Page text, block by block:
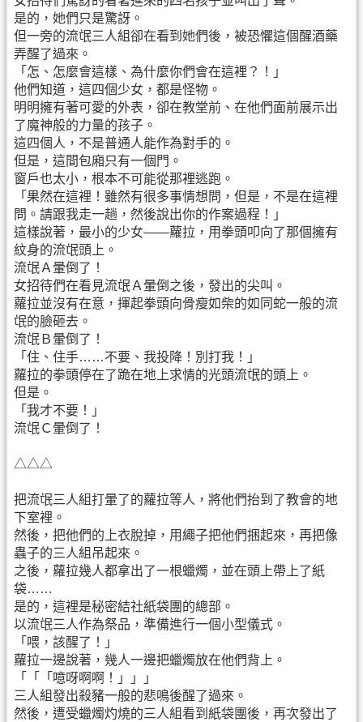
是的，她們只是驚訝。
但一旁的流氓三人組卻在看到她們後，被恐懼這個醒酒藥
弄醒了過來。
「怎、怎麼會這樣、為什麼你們會在這裡？！」
他們知道，這四個少女，都是怪物。
明明擁有著可愛的外表，卻在教堂前、在他們面前展示出
了魔神般的力量的孩子。
這四個人，不是普通人能作為對手的。
但是，這間包廂只有一個門。
窗戶也太小，根本不可能從那裡逃跑。
「果然在這裡！雖然有很多事情想問，但是，不是在這裡
問。請跟我走一趟，然後說出你的作案過程！」
這樣說著，最小的少女——蘿拉，用拳頭叩向了那個擁有
紋身的流氓頭上。
流氓Ａ暈倒了！
女招待們在看見流氓Ａ暈倒之後，發出的尖叫。
蘿拉並沒有在意，揮起拳頭向骨瘦如柴的如同蛇一般的流
氓的臉砸去。
流氓Ｂ暈倒了！
「住、住手……不要、我投降！別打我！」
蘿拉的拳頭停在了跪在地上求情的光頭流氓的頭上。
但是。
「我才不要！」
流氓Ｃ暈倒了！
△△△
把流氓三人組打暈了的蘿拉等人，將他們抬到了教會的地
下室裡。
然後，把他們的上衣脫掉，用繩子把他們捆起來，再把像
蟲子的三人組吊起來。
之後，蘿拉幾人都拿出了一根蠟燭，並在頭上帶上了紙
袋……
是的，這裡是秘密結社紙袋團的總部。
以流氓三人作為祭品，準備進行一個小型儀式。
「喂，該醒了！」
蘿拉一邊說著，幾人一邊把蠟燭放在他們背上。
「「「噫呀啊啊！」」」
三人組發出殺豬一般的悲鳴後醒了過來。
然後，遭受蠟燭灼燒的三人組看到紙袋團後，再次發出了